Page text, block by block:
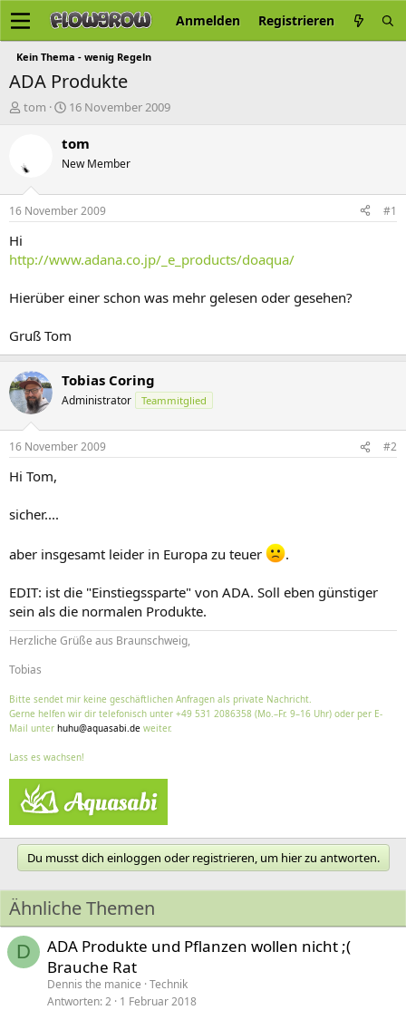
Anmelden Registrieren
Kein Thema - wenig Regeln
ADA Produkte
E
e
e
tom
E
s
e
t
16 November 2009
tom
New Member
16 November 2009 #1
Hi
http://www.adana.co.jp/_e_products/doaqua/
Hierüber einer schon was mehr gelesen oder gesehen?
Gruß Tom
Tobias Coring
Administrator Teammitglied
16 November 2009 #2
Hi Tom,
sicher....
aber insgesamt leider in Europa zu teuer .
EDIT: ist die "Einstiegssparte" von ADA. Soll eben günstiger
sein als die normalen Produkte.
Herzliche Grüße aus Braunschweig,
Tobias
Bitte sendet mir keine geschäftlichen Anfragen als private Nachricht.
Gerne helfen wir dir telefonisch unter +49 531 2086358 (Mo.–Fr. 9–16 Uhr) oder per E-
Mail unter huhu@aquasabi.de weiter.
Lass es wachsen!
Du musst dich einloggen oder registrieren, um hier zu antworten.
Ähnliche Themen
D
ADA Produkte und Pflanzen wollen nicht ;(
Brauche Rat
Dennis the manice Technik
Antworten 2 1 Februar 2018